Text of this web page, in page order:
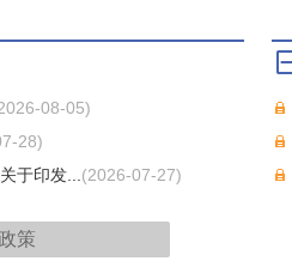
08-05)
28)
于印发... (2026-07-27)
策